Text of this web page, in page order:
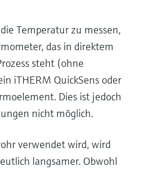
Temperatur zu messen,
das in direktem
steht (ohne
iTHERM QuickSens oder
Dies ist jedoch
nicht möglich.
verwendet wird, wird
langsamer. Obwohl